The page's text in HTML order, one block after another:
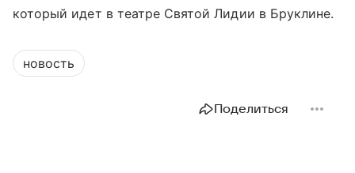
который идет в театре Святой Лидии в Бруклине.
новость
Поделиться